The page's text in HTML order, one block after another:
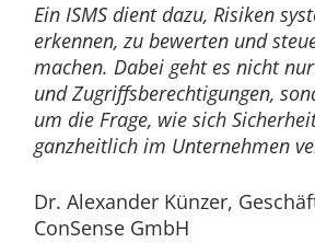
Ein ISMS dient dazu, Risiken
erkennen, zu bewerten und
machen. Dabei geht es nicht
und Zugriffsberechtigungen,
um die Frage, wie sich
ganzheitlich im Unternehmen
Dr. Alexander Künzer,
ConSense GmbH